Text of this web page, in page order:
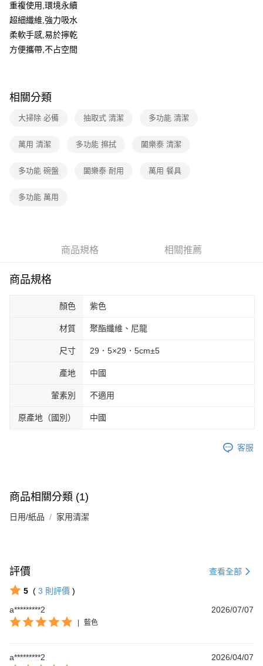
重複使用,環境永續
超細纖維,強力吸水
柔軟手感,易於擰乾
方便攜帶,不占空間
相關分類
大掃除 必備 抽取式 清潔 多功能 清潔
萬用 清潔 多功能 擦拭 闔樂泰 清潔
多功能 碗盤 闔樂泰 耐用 萬用 餐具
多功能 萬用
商品規格 相關推薦
商品規格
顏色 紫色
材質 聚酯纖維、尼龍
尺寸 29．5×29．5cm±5
產地 中國
葷素別 不適用
原產地（國別） 中國
客服
商品相關分類 (1)
日用/紙品 家用清潔
評價 查看全部
5 ( 3 則評價 )
a*********2
2026/07/07
藍色
a*********2 2026/04/07